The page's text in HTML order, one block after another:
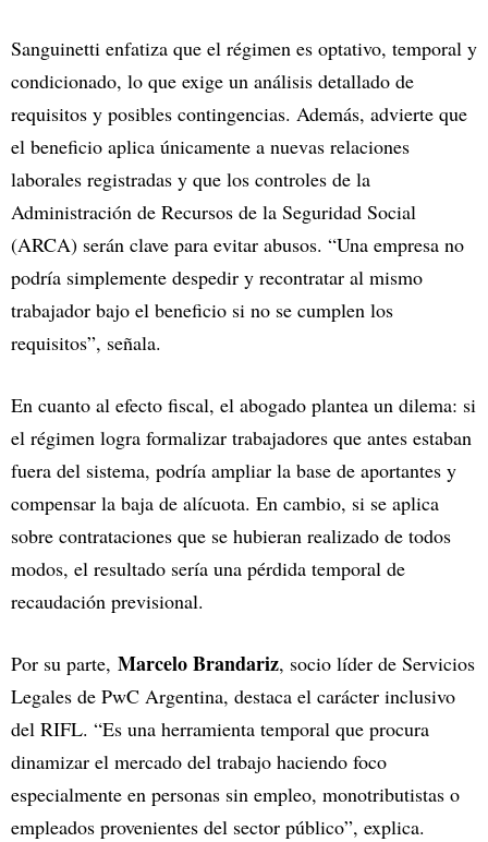
Sanguinetti enfatiza que el régimen es optativo, temporal y
condicionado, lo que exige un análisis detallado de
requisitos y posibles contingencias. Además, advierte que
el beneficio aplica únicamente a nuevas relaciones
laborales registradas y que los controles de la
Administración de Recursos de la Seguridad Social
(ARCA) serán clave para evitar abusos. “Una empresa no
podría simplemente despedir y recontratar al mismo
trabajador bajo el beneficio si no se cumplen los
requisitos”, señala.
En cuanto al efecto fiscal, el abogado plantea un dilema: si
el régimen logra formalizar trabajadores que antes estaban
fuera del sistema, podría ampliar la base de aportantes y
compensar la baja de alícuota. En cambio, si se aplica
sobre contrataciones que se hubieran realizado de todos
modos, el resultado sería una pérdida temporal de
recaudación previsional.
Por su parte, Marcelo Brandariz, socio líder de Servicios
Legales de PwC Argentina, destaca el carácter inclusivo
del RIFL. “Es una herramienta temporal que procura
dinamizar el mercado del trabajo haciendo foco
especialmente en personas sin empleo, monotributistas o
empleados provenientes del sector público”, explica.